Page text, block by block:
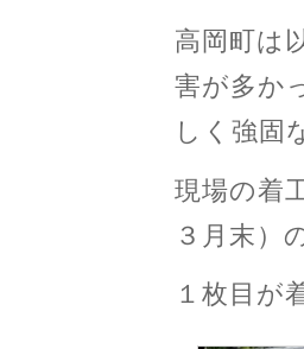
高岡町は
害が多か
しく強固
現場の着
３月末）
１枚目が